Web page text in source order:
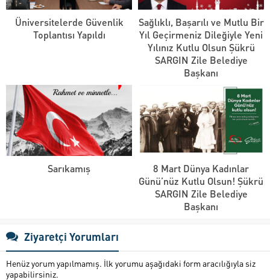
Üniversitelerde Güvenlik
Toplantısı Yapıldı
Sağlıklı, Başarılı ve Mutlu Bir
Yıl Geçirmeniz Dileğiyle Yeni
Yılınız Kutlu Olsun Şükrü
SARGIN Zile Belediye
Başkanı
Sarıkamış
8 Mart Dünya Kadınlar
Günü’nüz Kutlu Olsun! Şükrü
SARGIN Zile Belediye
Başkanı
Ziyaretçi Yorumları
Henüz yorum yapılmamış. İlk yorumu aşağıdaki form aracılığıyla siz
yapabilirsiniz.